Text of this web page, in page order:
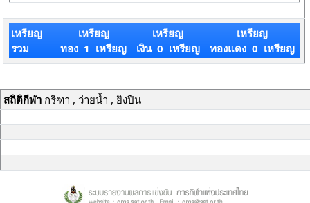
เหรียญ
รวม
เหรียญ
ทอง 1 เหรียญ
เหรียญ
เงิน 0 เหรียญ
เหรียญ
ทองแดง 0 เหรียญ
สถิติกีฬากรีฑา , ว่ายน้ำ , ยิงปืน